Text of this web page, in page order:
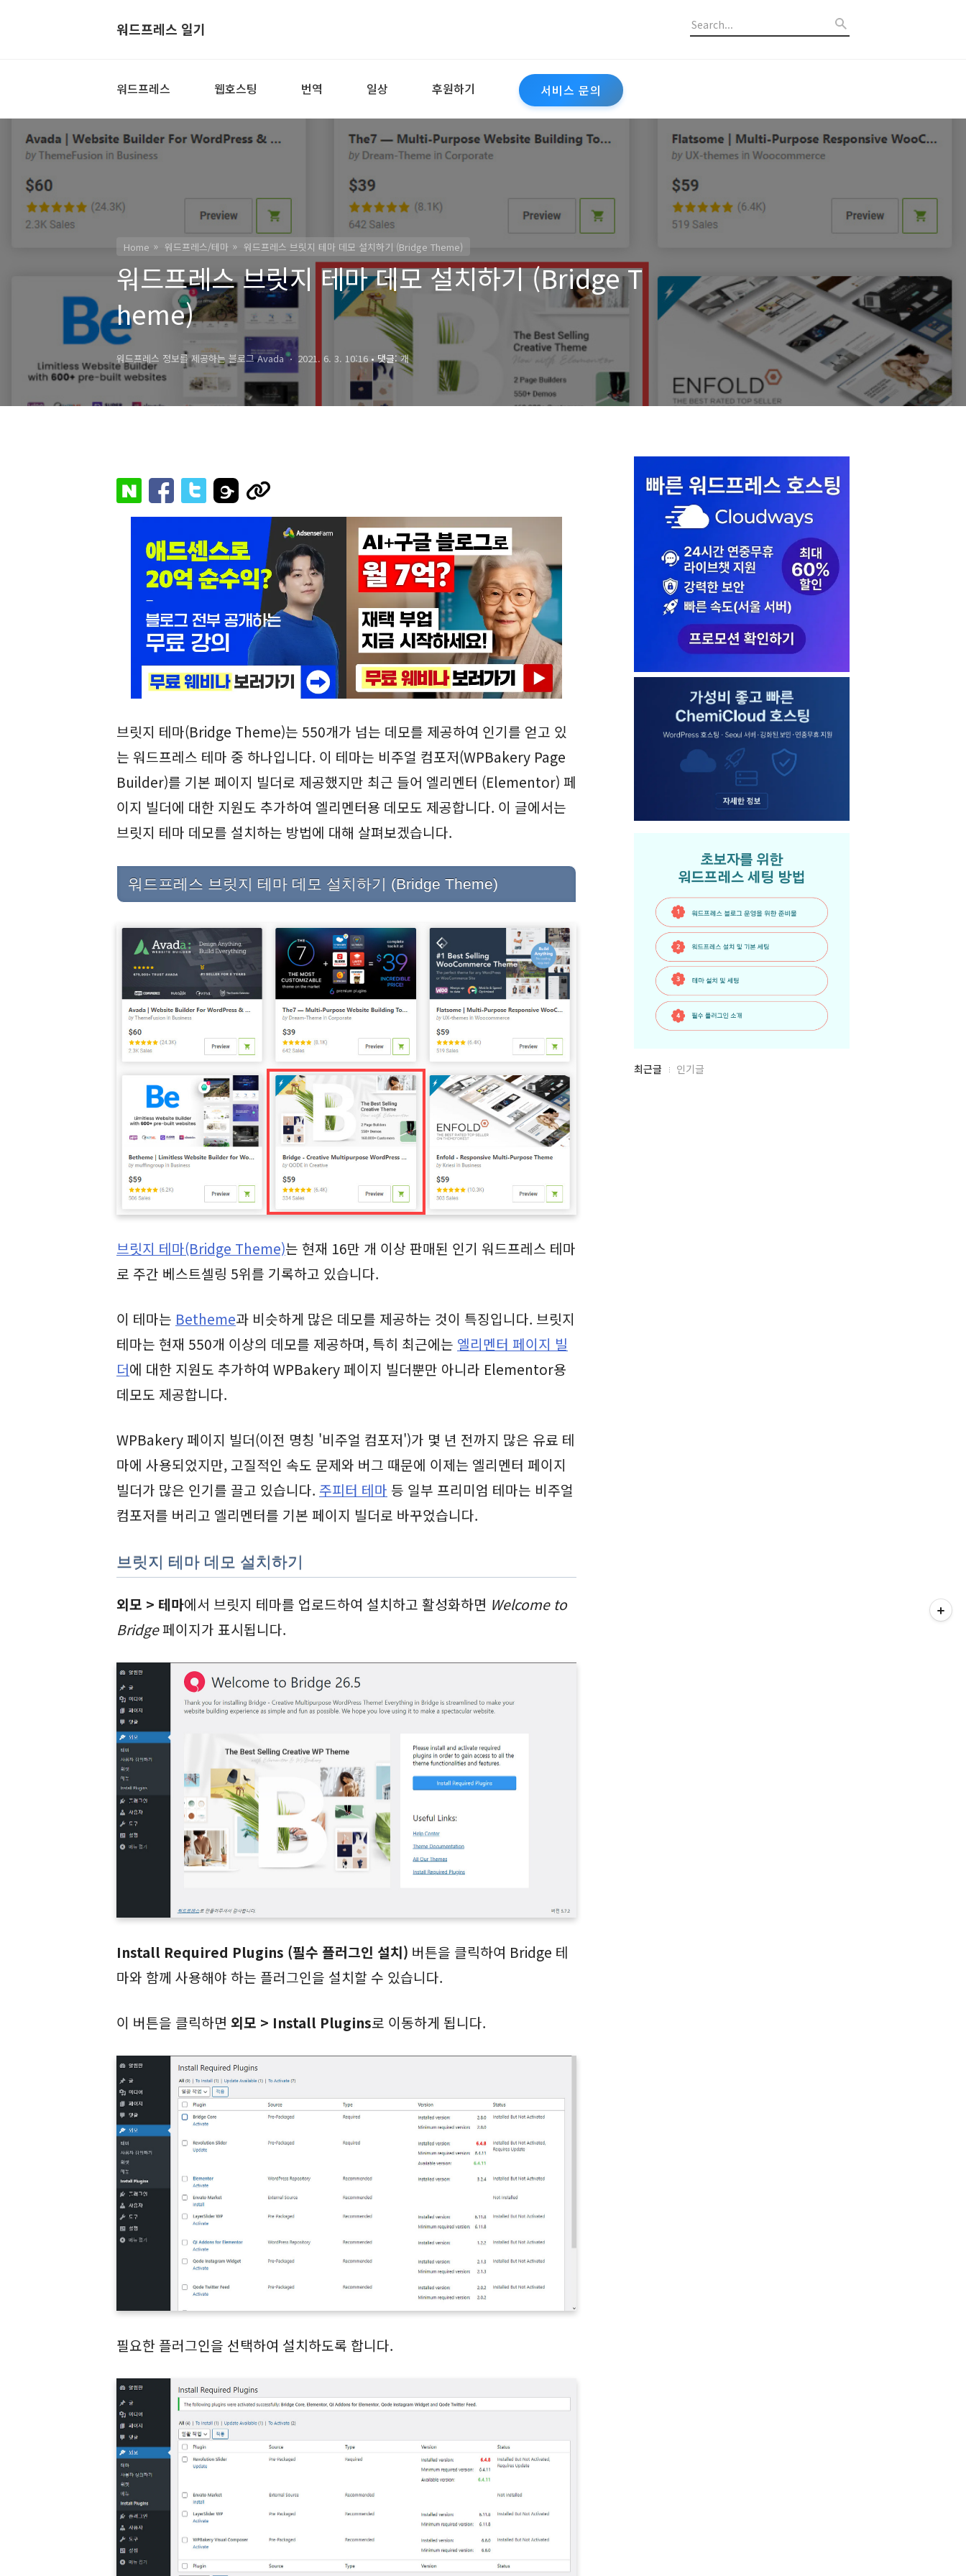
워드프레스 일기
워드프레스 웹호스팅 번역 일상 후원하기 서비스 문의
Home 워드프레스/테마 워드프레스 브릿지 테마 데모 설치하기 (Bridge Theme)
워드프레스 브릿지 테마 데모 설치하기 (Bridge T
heme)
워드프레스 정보를 제공하는 블로그 Avada 2021. 6. 3. 10:16 • 댓글:개
브릿지 테마(Bridge Theme)는 550개가 넘는 데모를 제공하여 인기를 얻고 있
는 워드프레스 테마 중 하나입니다. 이 테마는 비주얼 컴포저(WPBakery Page
Builder)를 기본 페이지 빌더로 제공했지만 최근 들어 엘리멘터 (Elementor) 페
이지 빌더에 대한 지원도 추가하여 엘리멘터용 데모도 제공합니다. 이 글에서는
브릿지 테마 데모를 설치하는 방법에 대해 살펴보겠습니다.
워드프레스 브릿지 테마 데모 설치하기 (Bridge Theme)
브릿지 테마(Bridge Theme)는 현재 16만 개 이상 판매된 인기 워드프레스 테마
로 주간 베스트셀링 5위를 기록하고 있습니다.
이 테마는 Betheme과 비슷하게 많은 데모를 제공하는 것이 특징입니다. 브릿지
테마는 현재 550개 이상의 데모를 제공하며, 특히 최근에는 엘리멘터 페이지 빌
더에 대한 지원도 추가하여 WPBakery 페이지 빌더뿐만 아니라 Elementor용
데모도 제공합니다.
WPBakery 페이지 빌더(이전 명칭 '비주얼 컴포저')가 몇 년 전까지 많은 유료 테
마에 사용되었지만, 고질적인 속도 문제와 버그 때문에 이제는 엘리멘터 페이지
빌더가 많은 인기를 끌고 있습니다. 주피터 테마 등 일부 프리미엄 테마는 비주얼
컴포저를 버리고 엘리멘터를 기본 페이지 빌더로 바꾸었습니다.
브릿지 테마 데모 설치하기
외모 > 테마에서 브릿지 테마를 업로드하여 설치하고 활성화하면 Welcome to
Bridge페이지가 표시됩니다.
Install Required Plugins (필수 플러그인 설치) 버튼을 클릭하여 Bridge 테
마와 함께 사용해야 하는 플러그인을 설치할 수 있습니다.
이 버튼을 클릭하면 외모 > Install Plugins로 이동하게 됩니다.
필요한 플러그인을 선택하여 설치하도록 합니다.
최
최근글 인기글